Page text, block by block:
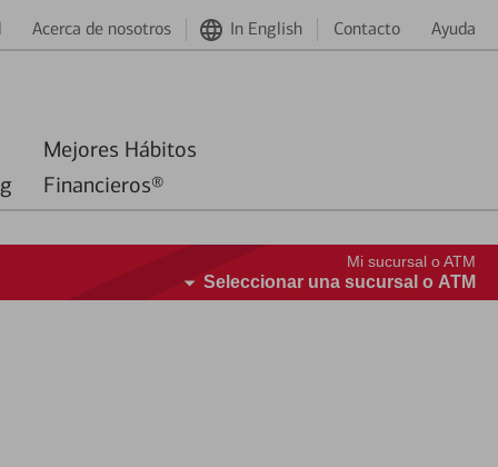
Acerca de nosotros In English Contacto Ayuda
Mejores Hábitos
Financieros®
Mi sucursal o ATM
Seleccionar una sucursal o ATM